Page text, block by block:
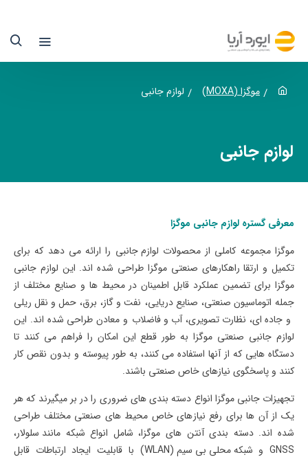
جانبی
موگزا
تنها
نماینده
موگزا
در
ایران
موگزا (MOXA) لوازم جانبی
لوازم جانبی
معرفی گستره لوازم جانبی موگزا
موگزامجموعه کاملی از محصولات لوازم جانبی را ارائه می دهد که برای
تکمیل و ارتقا راهکارهای صنعتی موگزا طراحی شده اند. این لوازم جانبی
موگزا برای تضمین عملکرد قابل اطمینان در محیط ها و صنایع مختلف از
جمله اتوماسیون صنعتی، صنایع دریایی، نفت و گاز، برق، حمل و نقل ریلی
وجاده ای، نظارت تصویری،آب و فاضلاب و معادن طراحی شده اند. این
لوازم جانبی صنعتی موگزا به طور قطع این امکان را فراهم می کنند تا
دستگاه هایی که از آنها استفاده می کنند، به طور پیوسته و بدون نقص کار
کنند و پاسخگوی نیازهای خاص صنعتی باشند.
تجهیزات جانبی موگزا انواع دسته بندی های ضروری را در بر میگیرند که هر
یک از آن ها برای رفع نیازهای خاص محیط های صنعتی مختلف طراحی
شده اند. دسته بندی آنتن های موگزا، شامل انواع شبکه مانند سلولار،
GNSS و شبکه محلی بی سیم (WLAN)
با قابلیت ایجاد ارتباطات قابل